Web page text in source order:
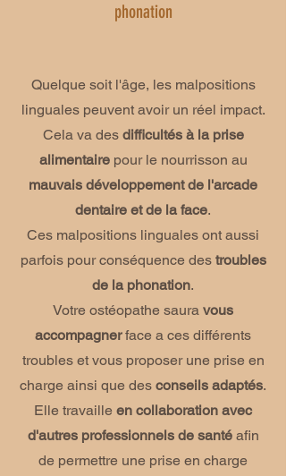
phonation
Quelque soit l'âge, les malpositions
linguales peuvent avoir un réel impact.
Cela va des difficultés à la prise
alimentairepour le nourrisson au
mauvais développement de l'arcade
dentaire et de la face.
Ces malpositions linguales ont aussi
parfois pour conséquence des troubles
de la phonation.
Votre ostéopathe saura vous
accompagnerface a ces différents
troubles et vous proposer une prise en
charge ainsi que des conseils adaptés.
Elle travaille en collaboration avec
d'autres professionnels de santéafin
de permettre une prise en charge